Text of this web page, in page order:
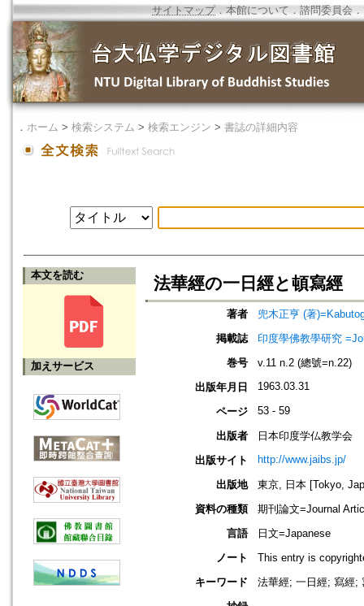
サイトマップ．本館について ． 諮問委員会 ．
． ホーム > 検索システム > 検索エンジン > 書誌の詳細内容
本文を読む
加えサービス
法華經の一日經と頓寫經
著者
兜木正亨 (著
掲載誌
印度學佛教學研究
巻号
v.11 n.2 (總號=n.22)
出版年月日
1963.03.31
ページ 53 - 59
出版者
日本印度学仏教学会
出版サイト
http://www.jaibs.jp/
出版地
東京, 日本 [Tokyo,
資料の種類
期刊論文=Journal
言語
日文=Japanese
ノート
This entry is
キーワード
法華經; 一日經; 寫經;